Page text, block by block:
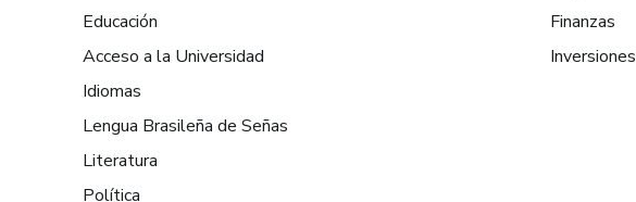
Educación
Acceso a la Universidad
Idiomas
Lengua Brasileña de Señas
Literatura
Política
Finanzas
Inversiones